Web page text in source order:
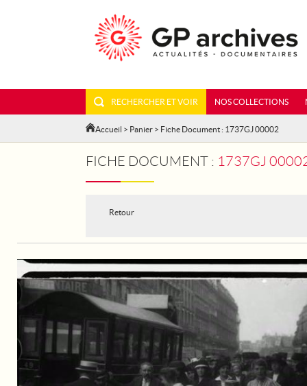
RECHERCHER ET VOIR NOS COLLECTIONS
Accueil > Panier > Fiche Document : 1737GJ 00002
FICHE DOCUMENT : 1737GJ 00002
Retour